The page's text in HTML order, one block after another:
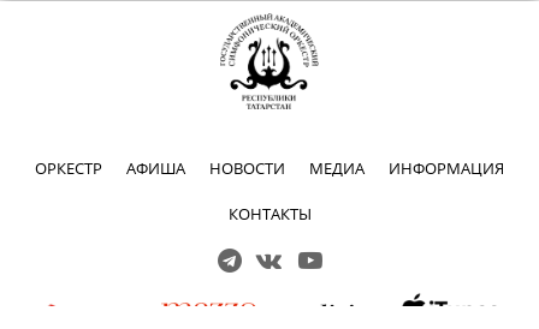
ОРКЕСТР АФИША НОВОСТИ МЕДИА ИНФОРМАЦИЯ
КОНТАКТЫ